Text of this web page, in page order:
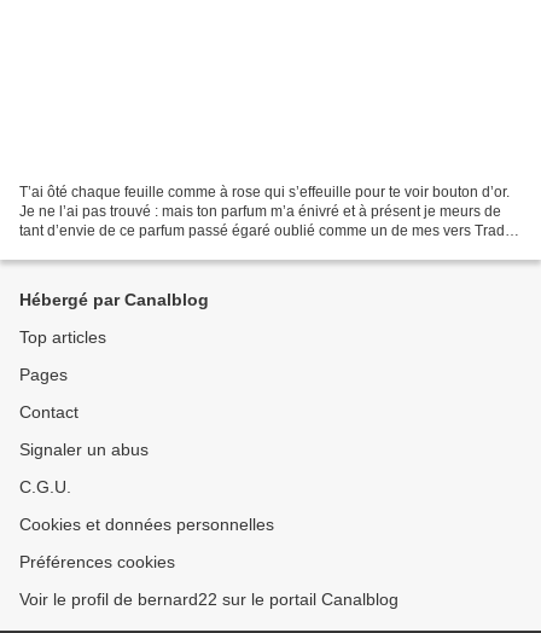
T’ai ôté chaque feuille comme à rose qui s’effeuille pour te voir bouton d’or.
Je ne l’ai pas trouvé : mais ton parfum m’a énivré et à présent je meurs de
tant d’envie de ce parfum passé égaré oublié comme un de mes vers Traduit
Hébergé par Canalblog
Top articles
Pages
Contact
Signaler un abus
C.G.U.
Cookies et données personnelles
Préférences cookies
Voir le profil de bernard22 sur le portail Canalblog